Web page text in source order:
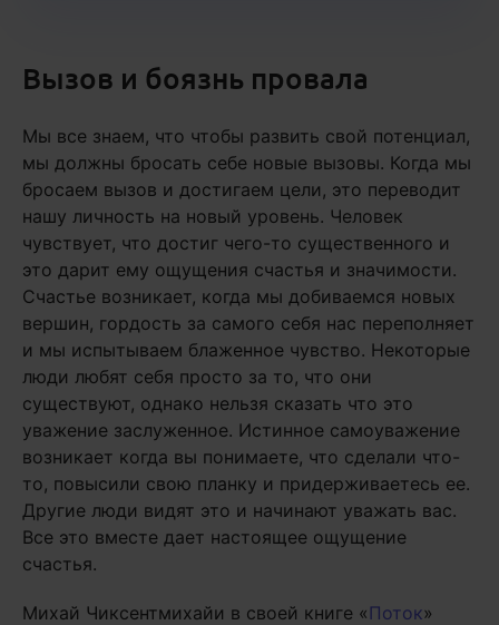
Вызов и боязнь провала
Мы все знаем, что чтобы развить свой потенциал,
мы должны бросать себе новые вызовы. Когда мы
бросаем вызов и достигаем цели, это переводит
нашу личность на новый уровень. Человек
чувствует, что достиг чего-то существенного и
это дарит ему ощущения счастья и значимости.
Счастье возникает, когда мы добиваемся новых
вершин, гордость за самого себя нас переполняет
и мы испытываем блаженное чувство. Некоторые
люди любят себя просто за то, что они
существуют, однако нельзя сказать что это
уважение заслуженное. Истинное самоуважение
возникает когда вы понимаете, что сделали что-
то, повысили свою планку и придерживаетесь ее.
Другие люди видят это и начинают уважать вас.
Все это вместе дает настоящее ощущение
счастья.
Михай Чиксентмихайи в своей книге «Поток»